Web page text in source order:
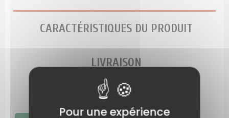
CARACTÉRISTIQUES DU PRODUIT
LIVRAISON
LES AVIS SUR CE PRODUIT
Pour une expérience